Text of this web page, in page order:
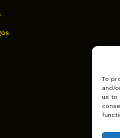
To
and/
us to